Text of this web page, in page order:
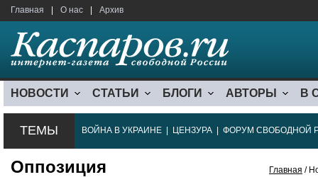
Главная О нас Архив
НОВОСТИ СТАТЬИ БЛОГИ АВТОРЫ В
ТЕМЫ ВОЙНА В УКРАИНЕ ЦЕНЗУРА ФОРУМ СВОБОДНОЙ
Оппозиция Главная /